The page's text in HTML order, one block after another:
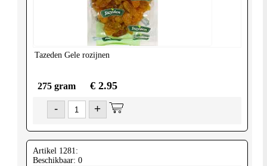
Tazeden Gele rozijnen
275 gram € 2.95
- +
Artikel 1281:
Beschikbaar: 0